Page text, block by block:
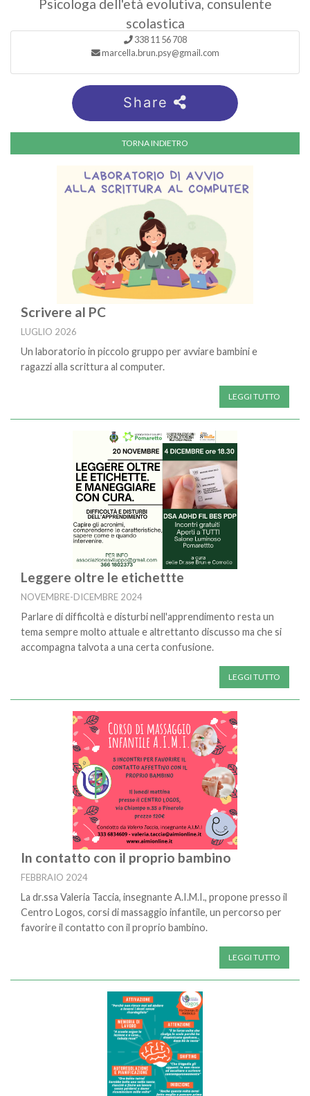
Psicologa dell'età evolutiva, consulente
scolastica
338 11 56 708
marcella.brun.psy@gmail.com
Share
Scrivere al PC
LUGLIO 2026
Un laboratorio in piccolo gruppo per avviare bambini e
ragazzi alla scrittura al computer.
LEGGI TUTTO
Leggere oltre le etichettte
NOVEMBRE-DICEMBRE 2024
Parlare di difficoltà e disturbi nell'apprendimento resta un
tema sempre molto attuale e altrettanto discusso ma che si
accompagna talvota a una certa confusione.
LEGGI TUTTO
In contatto con il proprio bambino
FEBBRAIO 2024
La dr.ssa Valeria Taccia, insegnante A.I.M.I., propone presso il
Centro Logos, corsi di massaggio infantile, un percorso per
favorire il contatto con il proprio bambino.
LEGGI TUTTO